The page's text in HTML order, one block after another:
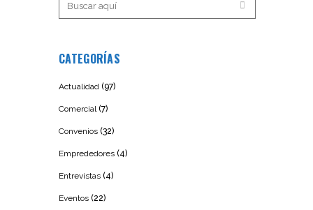
CATEGORÍAS
Actualidad (97)
Comercial(7)
Convenios (32)
Emprededores (4)
Entrevistas (4)
Eventos (22)